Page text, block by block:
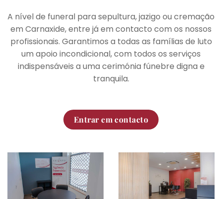
A nível de funeral para sepultura, jazigo ou cremação
em Carnaxide, entre já em contacto com os nossos
profissionais. Garantimos a todas as famílias de luto
um apoio incondicional, com todos os serviços
indispensáveis a uma cerimónia fúnebre digna e
tranquila.
Entrar em contacto